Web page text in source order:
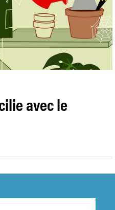
avec le